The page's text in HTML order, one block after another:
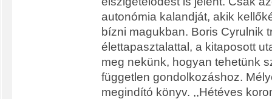
autonómia kalandját, akik
bízni magukban. Boris Cyrulnik
élettapasztalattal, a kitaposott
meg nekünk, hogyan tehetünk
független gondolkozáshoz.
megindító könyv. ,,Hétéves